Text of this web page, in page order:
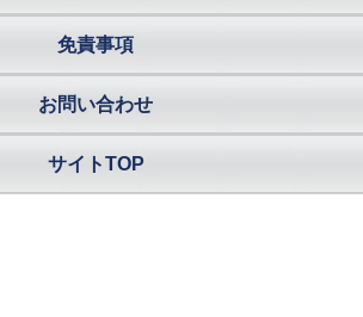
免責事項
お問い合わせ
サイトTOP